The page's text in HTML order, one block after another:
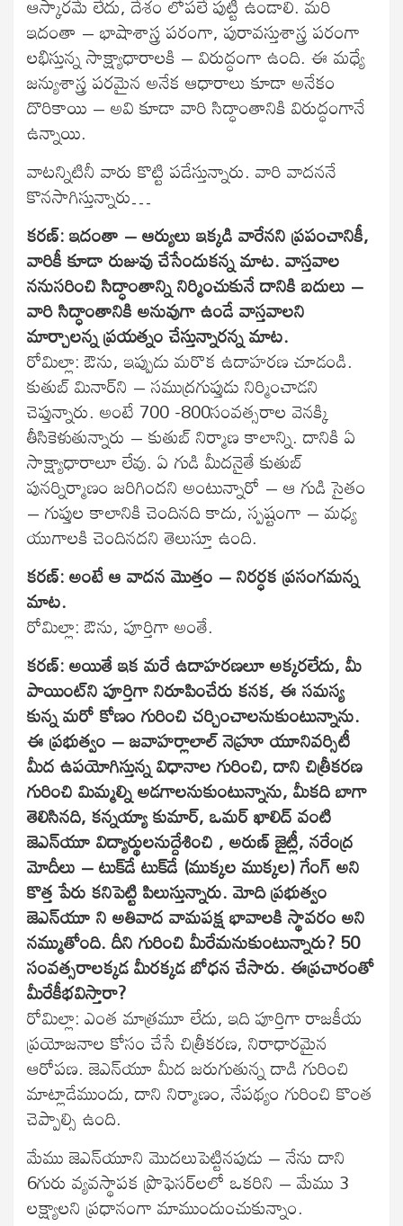
ఇదంతా – భాషాశాస్త్ర పరంగా, పురావస్తుశాస్త్ర పరంగా
లభిస్తున్న సాక్ష్యాధారాలకి – విరుద్ధంగా ఉంది. ఈ మధ్యే
జన్యుశాస్త్ర పరమైన అనేక ఆధారాలు కూడా అనేకం
దొరికాయి – అవి కూడా వారి సిద్ధాంతానికి విరుద్ధంగానే
ఉన్నాయి.
వాటన్నిటినీ వారు కొట్టి పడేస్తున్నారు. వారి వాదననే
కొనసాగిస్తున్నారు…
కరణ్: ఇదంతా – ఆర్యులు ఇక్కడి వారేనని ప్రపంచానికీ,
వారికీ కూడా రుజువు చేసేందుకన్న మాట. వాస్తవాల
ననుసరించి సిద్ధాంతాన్ని నిర్మించుకునే దానికి బదులు –
వారి సిద్ధాంతానికి అనువుగా ఉండే వాస్తవాలని
మార్చాలన్న ప్రయత్నం చేస్తున్నారన్న మాట.
రోమిల్లా: ఔను, ఇప్పుడు మరొక ఉదాహరణ చూడండి.
కుతుబ్ మినార్‌ని – సముద్రగుప్తుడు నిర్మించాడని
చెప్తున్నారు. అంటే 700 -800సంవత్సరాల వెనక్కి
తీసికెళుతున్నారు – కుతుబ్ నిర్మాణ కాలాన్ని. దానికి ఏ
సాక్ష్యాధారాలూ లేవు. ఏ గుడి మీదనైతే కుతుబ్
పునర్నిర్మాణం జరిగిందని అంటున్నారో – ఆ గుడి సైతం
– గుప్తుల కాలానికి చెందినది కాదు, స్పష్టంగా – మధ్య
యుగాలకి చెందినదని తెలుస్తూ ఉంది.
కరణ్: అంటే ఆ వాదన మొత్తం – నిరర్ధక ప్రసంగమన్న
మాట.
రోమిల్లా: ఔను, పూర్తిగా అంతే.
కరణ్: అయితే ఇక మరే ఉదాహరణలూ అక్కరలేదు, మీ
పాయింట్‌ని పూర్తిగా నిరూపించేరు కనక, ఈ సమస్య
కున్న మరో కోణం గురించి చర్చించాలనుకుంటున్నాను.
ఈ ప్రభుత్వం – జవాహర్లాలాల్ నెహ్రూ యూనివర్సిటీ
మీద ఉపయోగిస్తున్న విధానాల గురించి, దాని చిత్రీకరణ
గురించి మిమ్మల్ని అడగాలనుకుంటున్నాను, మీకది బాగా
తెలిసినది, కన్నయ్యా కుమార్, ఒమర్ ఖాలిద్ వంటి
జెఎన్‌యూ విద్యార్థులనుద్దేశించి , అరుణ్ జైట్లీ, నరేంద్ర
మోదీలు – టుక్‌డే టుక్‌డే (ముక్కల ముక్కల) గేంగ్ అని
కొత్త పేరు కనిపెట్టి పిలుస్తున్నారు. మోది ప్రభుత్వం
జెఎన్‌యూ ని అతివాద వామపక్ష భావాలకి స్థావరం అని
నమ్ముతోంది. దీని గురించి మీరేమనుకుంటున్నారు? 50
సంవత్సరాలక్కడ మీరక్కడ బోధన చేసారు. ఈప్రచారంతో
మీరేకీభవిస్తారా?
రోమిల్లా: ఎంత మాత్రమూ లేదు, ఇది పూర్తిగా రాజకీయ
ప్రయోజనాల కోసం చేసే చిత్రీకరణ, నిరాధారమైన
ఆరోపణ. జెఎన్‌యూ మీద జరుగుతున్న దాడి గురించి
మాట్లాడేముందు, దాని నిర్మాణం, నేపథ్యం గురించి కొంత
చెప్పాల్సి ఉంది.
మేము జెఎన్‌యూని మొదలుపెట్టినపుడు – నేను దాని
6గురు వ్యవస్థాపక ప్రొఫెసర్‌లలో ఒకరిని – మేము 3
లక్ష్యాలని ప్రధానంగా మాముందుంచుకున్నాం.